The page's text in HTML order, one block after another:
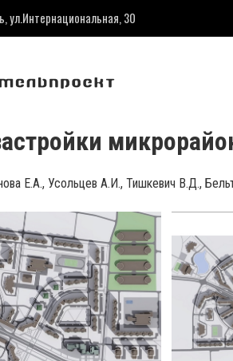
ул.Интернациональная, 30
Е.А., Усольцев А.И., Тишкевич В.Д.,